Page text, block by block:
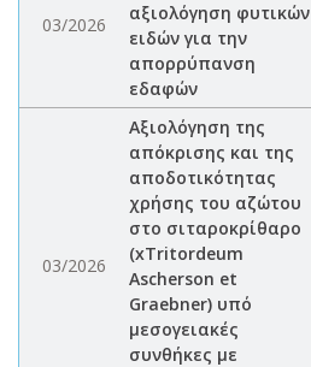
03/2026
αξιολόγηση φυτικών
ειδών για την
απορρύπανση
εδαφών
03/2026
Αξιολόγηση της
απόκρισης και της
αποδοτικότητας
χρήσης του αζώτου
στο σιταροκρίθαρο
(xTritordeum
Ascherson et
Graebner) υπό
μεσογειακές
συνθήκες με